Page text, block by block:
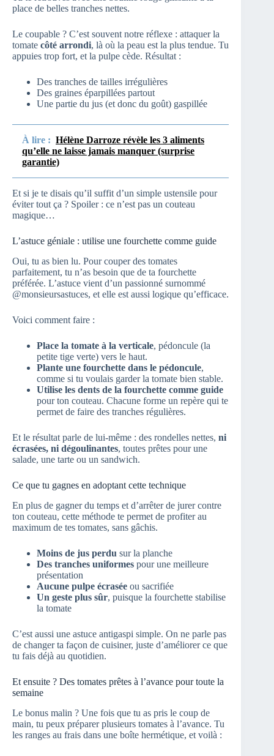
place de belles tranches nettes.
Le coupable ? C’est souvent notre réflexe : attaquer la
tomate côté arrondi, là où la peau est la plus tendue. Tu
appuies trop fort, et la pulpe cède. Résultat :
Des tranches de tailles irrégulières
Des graines éparpillées partout
Une partie du jus (et donc du goût) gaspillée
À lire : Hélène Darroze révèle les 3 aliments
qu’elle ne laisse jamais manquer (surprise
garantie)
Et si je te disais qu’il suffit d’un simple ustensile pour
éviter tout ça ? Spoiler : ce n’est pas un couteau
magique…
L’astuce géniale : utilise une fourchette comme guide
Oui, tu as bien lu. Pour couper des tomates
parfaitement, tu n’as besoin que de ta fourchette
préférée. L’astuce vient d’un passionné surnommé
@monsieursastuces, et elle est aussi logique qu’efficace.
Voici comment faire :
Place la tomate à la verticale, pédoncule (la
petite tige verte) vers le haut.
Plante une fourchette dans le pédoncule,
comme si tu voulais garder la tomate bien stable.
Utilise les dents de la fourchette comme guide
pour ton couteau. Chacune forme un repère qui te
permet de faire des tranches régulières.
Et le résultat parle de lui-même : des rondelles nettes, ni
écrasées, ni dégoulinantes, toutes prêtes pour une
salade, une tarte ou un sandwich.
Ce que tu gagnes en adoptant cette technique
En plus de gagner du temps et d’arrêter de jurer contre
ton couteau, cette méthode te permet de profiter au
maximum de tes tomates, sans gâchis.
Moins de jus perdu sur la planche
Des tranches uniformes pour une meilleure
présentation
Aucune pulpe écrasée ou sacrifiée
Un geste plus sûr, puisque la fourchette stabilise
la tomate
C’est aussi une astuce antigaspi simple. On ne parle pas
de changer ta façon de cuisiner, juste d’améliorer ce que
tu fais déjà au quotidien.
Et ensuite ? Des tomates prêtes à l’avance pour toute la
semaine
Le bonus malin ? Une fois que tu as pris le coup de
main, tu peux préparer plusieurs tomates à l’avance. Tu
les ranges au frais dans une boîte hermétique, et voilà :